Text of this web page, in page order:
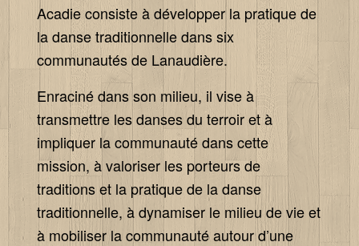
Acadie consiste à développer la pratique de
la danse traditionnelle dans six
communautés de Lanaudière.
Enraciné dans son milieu, il vise à
transmettre les danses du terroir et à
impliquer la communauté dans cette
mission, à valoriser les porteurs de
traditions et la pratique de la danse
traditionnelle, à dynamiser le milieu de vie et
à mobiliser la communauté autour d’une